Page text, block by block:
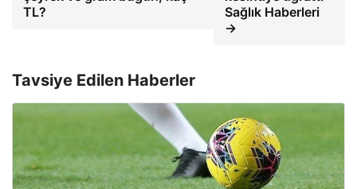
TL?
Sağlık Haberleri
→
Tavsiye Edilen Haberler